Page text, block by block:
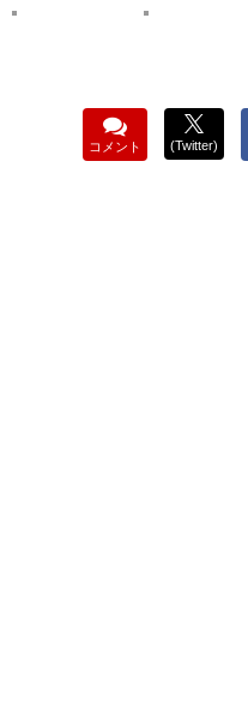
コメント (Twitter)